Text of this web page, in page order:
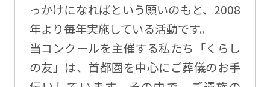
っかけになればという願いのもと、2008
年より毎年実施している活動です。
当コンクールを主催する私たち「くらし
の友」は、首都圏を中心にご葬儀のお手